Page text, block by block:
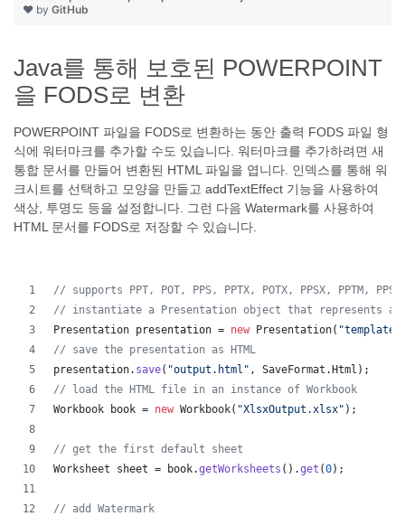
❤ by GitHub
Java를 통해 보호된 POWERPOINT
을 FODS로 변환
POWERPOINT 파일을 FODS로 변환하는 동안 출력 FODS 파일 형
식에 워터마크를 추가할 수도 있습니다. 워터마크를 추가하려면 새
통합 문서를 만들어 변환된 HTML 파일을 엽니다. 인덱스를 통해 워
크시트를 선택하고 모양을 만들고 addTextEffect 기능을 사용하여
색상, 투명도 등을 설정합니다. 그런 다음 Watermark를 사용하여
HTML 문서를 FODS로 저장할 수 있습니다.
// supports PPT, POT, PPS, PPTX, POTX, PPSX, PPTM,
// instantiate a Presentation object that represents a
Presentation presentation = new Presentation(
// save the presentation as HTML
presentation. save( "output.html" , SaveFormat . Html );
// load the HTML file in an instance of Workbook
Workbook
book = new Workbook( "XlsxOutput.xlsx" );
// get the first default sheet
Worksheet
sheet = book.getWorksheets ().get (0);
// add Watermark